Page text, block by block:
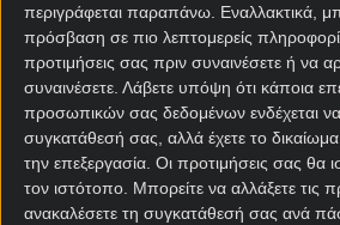
περιγράφεται παραπάνω. Εναλλακτικά,
πρόσβαση σε πιο λεπτομερείς
προτιμήσεις σας πριν συναινέσετε ή να
συναινέσετε. Λάβετε υπόψη ότι κάποια
προσωπικών σας δεδομένων ενδέχεται να
συγκατάθεσή σας, αλλά έχετε το
την επεξεργασία. Οι προτιμήσεις σας θα
τον ιστότοπο. Μπορείτε να αλλάξετε τις
ανακαλέσετε τη συγκατάθεσή σας ανά
ταξιδιωτικό πακέτο* που
Το διπλό πακέτο περιλαμβάνει:
απ’ ευθείας πτήσεις
την Αθήνα
διαμονή σε ξενοδοχείο
μετακινήσεις από και προς